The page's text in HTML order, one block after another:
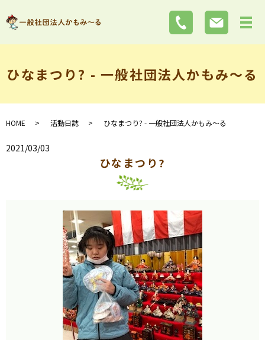
ひなまつり? - 一般社団法人かもみ～る
HOME 活動日誌 ひなまつり? - 一般社団法人かもみ～る
2021/03/03
ひなまつり?